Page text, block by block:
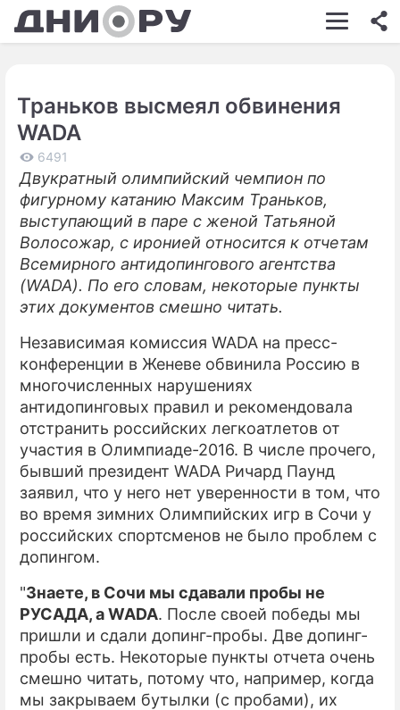
ШОУ-БИЗНЕС
КИНО
ЗДОРОВЬЕ
ЭКОНОМИКА
СОННИК
СЕРИАЛЫ
ПРЕСС-РЕЛИЗЫ
О ПРОЕКТЕ
Траньков высмеял обвинения
WADA
6491
Двукратный олимпийский чемпион по
фигурному катанию Максим Траньков,
выступающий в паре с женой Татьяной
Волосожар, с иронией относится к отчетам
Всемирного антидопингового агентства
(WADA). По его словам, некоторые пункты
этих документов смешно читать.
Независимая комиссия WADA на пресс-
конференции в Женеве обвинила Россию в
многочисленных нарушениях
антидопинговых правил и рекомендовала
отстранить российских легкоатлетов от
участия в Олимпиаде-2016. В числе прочего,
бывший президент WADA Ричард Паунд
заявил, что у него нет уверенности в том, что
во время зимних Олимпийских игр в Сочи у
российских спортсменов не было проблем с
допингом.
"Знаете, в Сочи мы сдавали пробы не
РУСАДА, а WADA. После своей победы мы
пришли и сдали допинг-пробы. Две допинг-
пробы есть. Некоторые пункты отчета очень
смешно читать, потому что, например, когда
мы закрываем бутылки (с пробами), их